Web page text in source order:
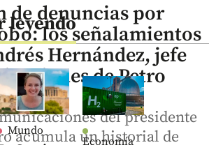
leyendo
Mundo
Economía
de denuncias por
los señalamientos
Hernández, jefe
de Petro
del presidente
acumula un historial de